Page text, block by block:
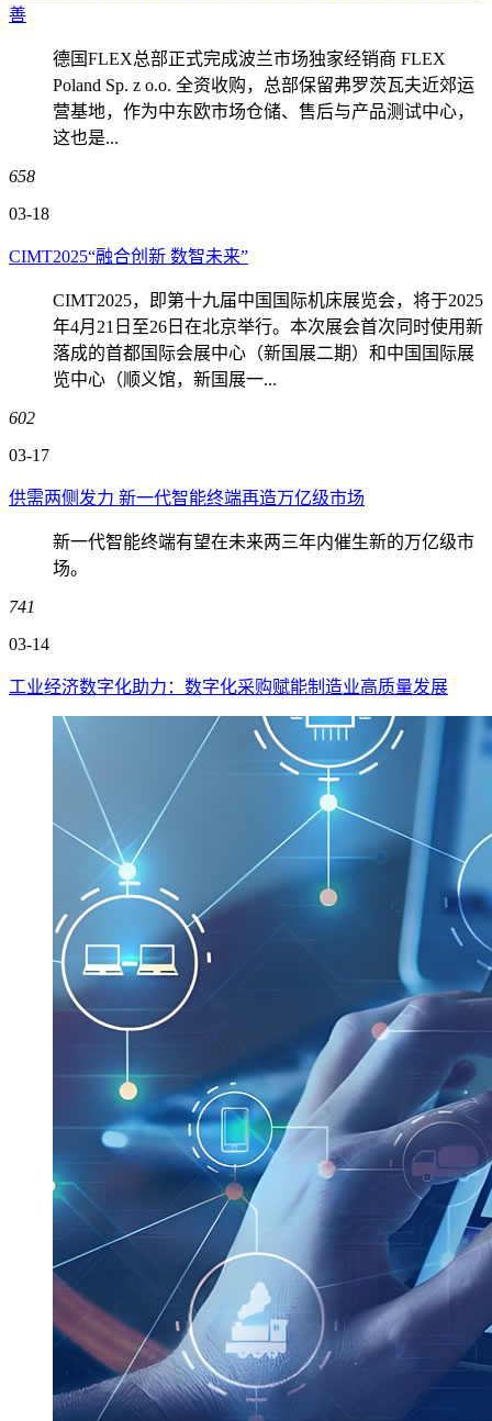
善
德国FLEX总部正式完成波兰市场独家经销商 FLEX
Poland Sp. z o.o. 全资收购，总部保留弗罗茨瓦夫近郊运
营基地，作为中东欧市场仓储、售后与产品测试中心，
这也是...
658
03-18
CIMT2025“融合创新 数智未来”
CIMT2025，即第十九届中国国际机床展览会，将于2025
年4月21日至26日在北京举行。本次展会首次同时使用新
落成的首都国际会展中心（新国展二期）和中国国际展
览中心（顺义馆，新国展一...
602
03-17
供需两侧发力 新一代智能终端再造万亿级市场
新一代智能终端有望在未来两三年内催生新的万亿级市
场。
741
03-14
工业经济数字化助力：数字化采购赋能制造业高质量发展